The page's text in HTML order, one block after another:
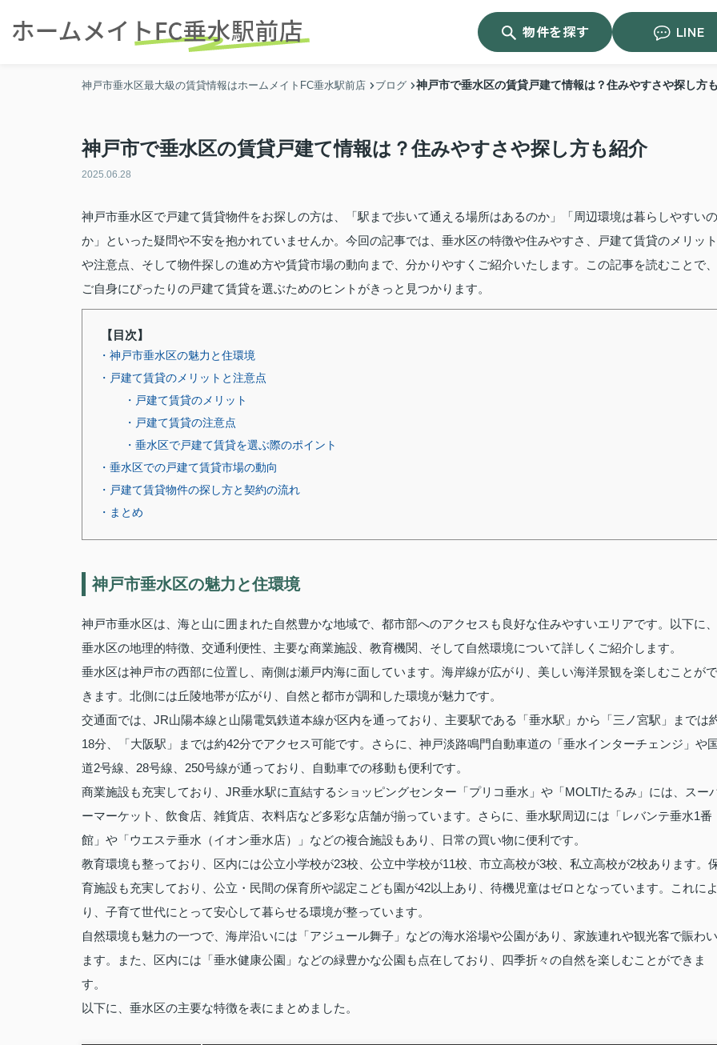
物件を探す LINE
神戸市垂水区最大級の賃貸情報はホームメイトFC垂水駅前店 ブログ 神戸市で垂水区の賃貸戸建て情報は？住みやすさや探し方
神戸市で垂水区の賃貸戸建て情報は？住みやすさや探し方も紹介
2025.06.28
神戸市垂水区で戸建て賃貸物件をお探しの方は、「駅まで歩いて通える場所はあるのか」「周辺環境は暮らしやすいの
か」といった疑問や不安を抱かれていませんか。今回の記事では、垂水区の特徴や住みやすさ、戸建て賃貸のメリット
や注意点、そして物件探しの進め方や賃貸市場の動向まで、分かりやすくご紹介いたします。この記事を読むことで、
ご自身にぴったりの戸建て賃貸を選ぶためのヒントがきっと見つかります。
【目次】
・神戸市垂水区の魅力と住環境
・戸建て賃貸のメリットと注意点
・戸建て賃貸のメリット
・戸建て賃貸の注意点
・垂水区で戸建て賃貸を選ぶ際のポイント
・垂水区での戸建て賃貸市場の動向
・戸建て賃貸物件の探し方と契約の流れ
・まとめ
神戸市垂水区の魅力と住環境
神戸市垂水区は、海と山に囲まれた自然豊かな地域で、都市部へのアクセスも良好な住みやすいエリアです。以下に、
垂水区の地理的特徴、交通利便性、主要な商業施設、教育機関、そして自然環境について詳しくご紹介します。
垂水区は神戸市の西部に位置し、南側は瀬戸内海に面しています。海岸線が広がり、美しい海洋景観を楽しむことがで
きます。北側には丘陵地帯が広がり、自然と都市が調和した環境が魅力です。
交通面では、JR山陽本線と山陽電気鉄道本線が区内を通っており、主要駅である「垂水駅」から「三ノ宮駅」までは
18分、「大阪駅」までは約42分でアクセス可能です。さらに、神戸淡路鳴門自動車道の「垂水インターチェンジ」や
道2号線、28号線、250号線が通っており、自動車での移動も便利です。
商業施設も充実しており、JR垂水駅に直結するショッピングセンター「プリコ垂水」や「MOLTIたるみ」には、スー
ーマーケット、飲食店、雑貨店、衣料店など多彩な店舗が揃っています。さらに、垂水駅周辺には「レバンテ垂水1番
館」や「ウエステ垂水（イオン垂水店）」などの複合施設もあり、日常の買い物に便利です。
教育環境も整っており、区内には公立小学校が23校、公立中学校が11校、市立高校が3校、私立高校が2校あります。
育施設も充実しており、公立・民間の保育所や認定こども園が42以上あり、待機児童はゼロとなっています。これに
り、子育て世代にとって安心して暮らせる環境が整っています。
自然環境も魅力の一つで、海岸沿いには「アジュール舞子」などの海水浴場や公園があり、家族連れや観光客で賑わい
ます。また、区内には「垂水健康公園」などの緑豊かな公園も点在しており、四季折々の自然を楽しむことができま
す。
以下に、垂水区の主要な特徴を表にまとめました。